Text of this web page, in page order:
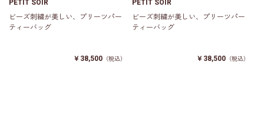
PETIT SOIR
ビーズ刺繍が美しい、プリーツパー
ティーバッグ
￥38,500 （税込）
PETIT SOIR
ビーズ刺繍が美しい、プリーツパー
ティーバッグ
￥38,500 （税込）